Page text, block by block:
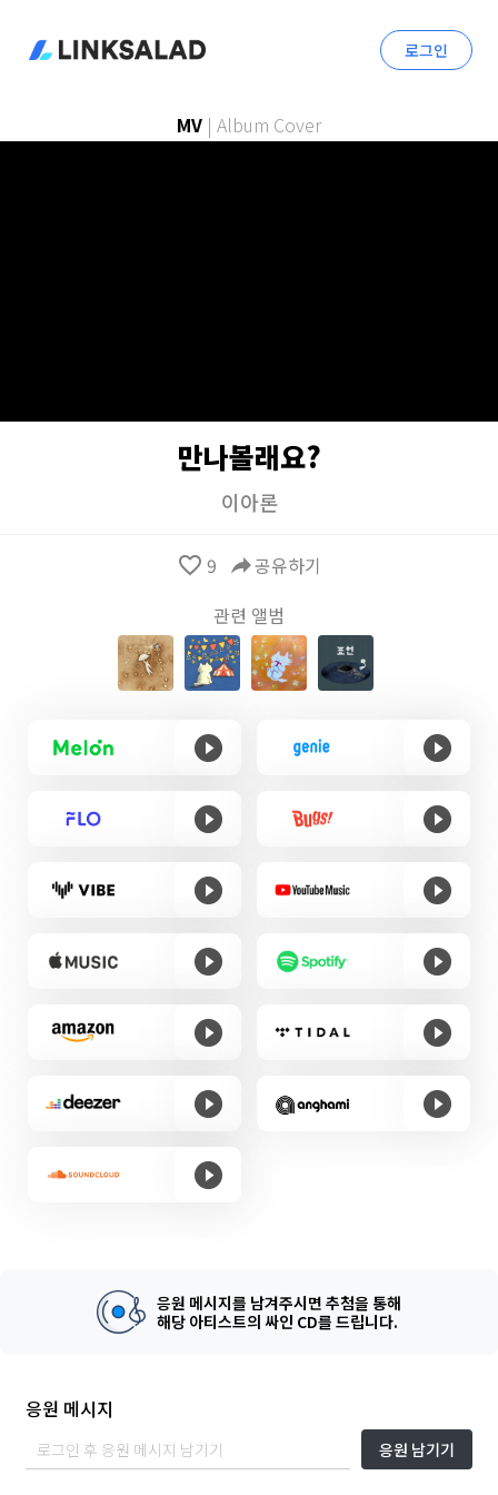
로그인
MV | Album Cover
만나볼래요?
이아론
favorite_border 9 reply공유하기
관련 앨범
응원 메시지를 남겨주시면 추첨을 통해
해당 아티스트의 싸인 CD를 드립니다.
응원 메시지
응원 남기기